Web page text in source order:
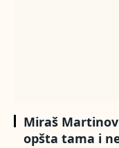
Miraš
opšta tama i